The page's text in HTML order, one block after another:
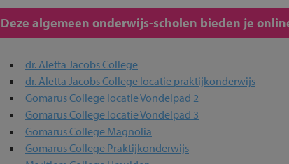
Deze algemeen onderwijs-scholen bieden je
dr. Aletta Jacobs College
dr. Aletta Jacobs College locatie praktijkonderwijs
Gomarus College locatie Vondelpad 2
Gomarus College locatie Vondelpad 3
Gomarus College Magnolia
Gomarus College Praktijkonderwijs